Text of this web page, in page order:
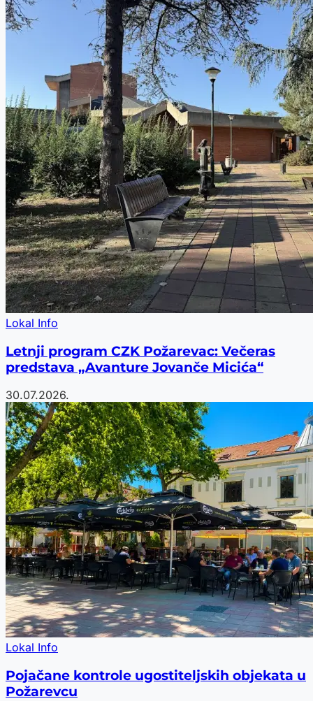
Lokal Info
Letnji program CZK Požarevac: Večeras
predstava „Avanture Jovanče Micića“
30.07.2026.
Lokal Info
Pojačane kontrole ugostiteljskih objekata u
Požarevcu